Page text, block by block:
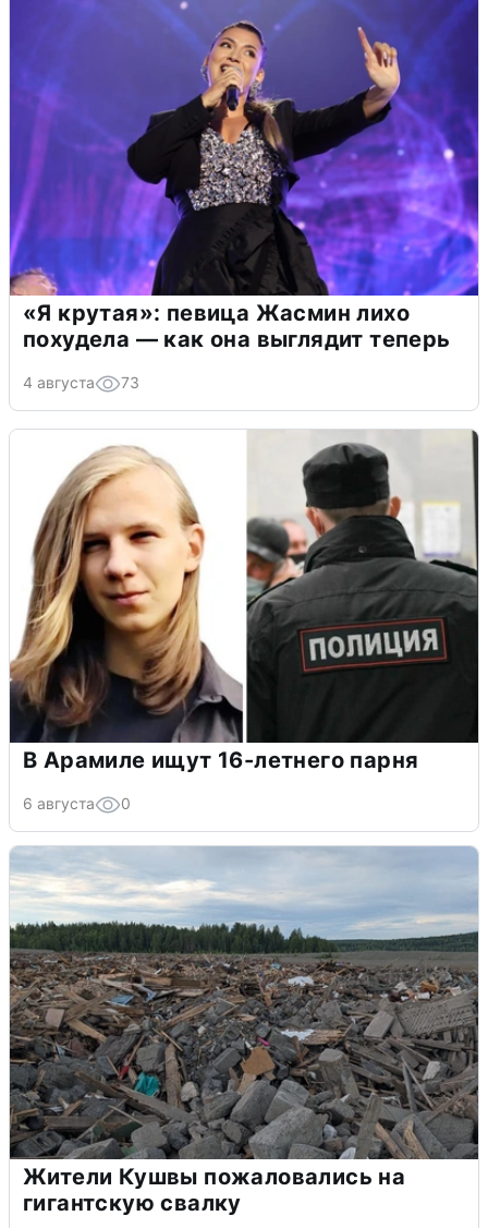
«Я крутая»: певица Жасмин лихо
похудела — как она выглядит теперь
4 августа 73
В Арамиле ищут 16-летнего парня
6 августа 0
Жители Кушвы пожаловались на
гигантскую свалку